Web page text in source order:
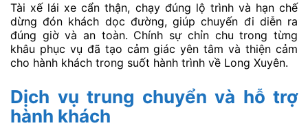
Tài xế lái xe cẩn thận, chạy đúng lộ trình và hạn chế
dừng đón khách dọc đường, giúp chuyến đi diễn ra
đúng giờ và an toàn. Chính sự chỉn chu trong từng
khâu phục vụ đã tạo cảm giác yên tâm và thiện cảm
cho hành khách trong suốt hành trình về Long Xuyên.
Dịch vụ trung chuyển và hỗ trợ
hành khách